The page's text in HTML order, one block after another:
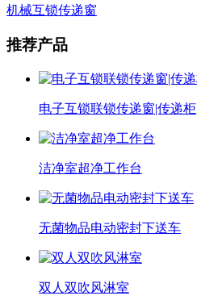
机械互锁传递窗
推荐产品
电子互锁联锁传递窗|传递柜
洁净室超净工作台
无菌物品电动密封下送车
双人双吹风淋室